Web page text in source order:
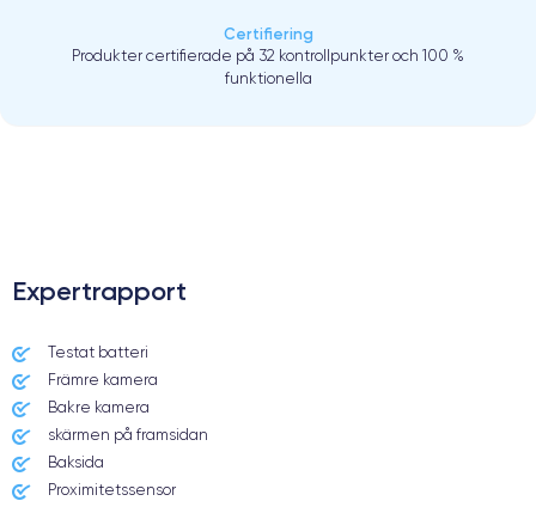
Certifiering
Produkter certifierade på 32 kontrollpunkter och 100 %
funktionella
Expertrapport
Testat batteri
Främre kamera
Bakre kamera
skärmen på framsidan
Baksida
Proximitetssensor